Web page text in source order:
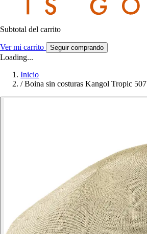
Subtotal del carrito
Ver mi carrito Seguir comprando
Loading...
Inicio
/ Boina sin costuras Kangol Tropic 507